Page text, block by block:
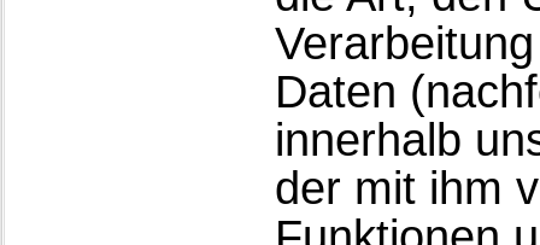
Daten
innerhalb
der mit ihm